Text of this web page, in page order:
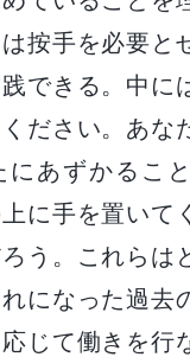
按手を必要と
できる。中に
ださい。あな
あずかるこ
に手を置いて
う。これらは
になった過去
じて働きを行